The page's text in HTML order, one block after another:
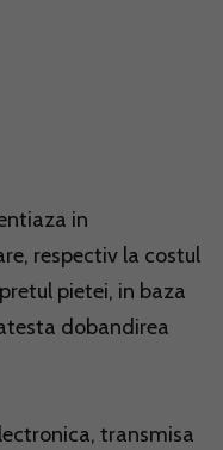
in
respectiv la costul
pietei, in baza
dobandirea
transmisa